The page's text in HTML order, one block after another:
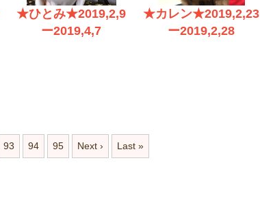
★ひとみ★2019,2,9
ー2019,4,7
★カレン★2019,2,23
ー2019,2,28
93 94 95 Next › Last »